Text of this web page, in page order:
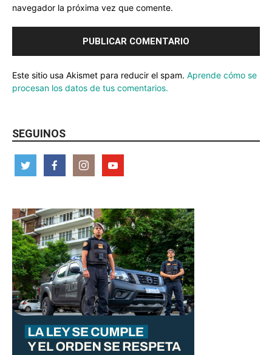
navegador la próxima vez que comente.
Este sitio usa Akismet para reducir el spam. Aprende cómo se
procesan los datos de tus comentarios.
SEGUINOS